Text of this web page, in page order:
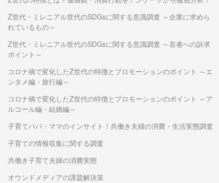
Z世代・ミレニアル世代のSDGsに関する意識調査 ～企業に求めら
れているもの～
Z世代・ミレニアル世代のSDGsに関する意識調査 ～若者への訴求
ポイント～
コロナ禍で変化したZ世代の特徴とプロモーションのポイント ～エ
ンタメ編・旅行編～
コロナ禍で変化したZ世代の特徴とプロモーションのポイント ～ア
ルコール編・結婚編～
子育てパパ・ママのインサイト！共働き夫婦の消費・生活実態調査
子育ての情報収集に関する調査
共働き子育て夫婦の消費実態
オウンドメディアの課題解決策